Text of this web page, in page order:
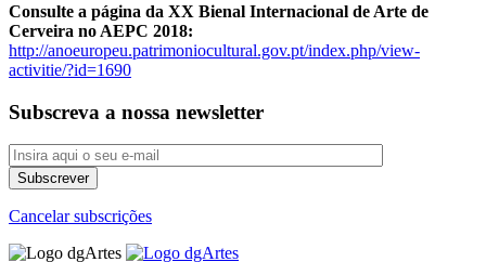
Consulte a página da XX Bienal Internacional de Arte de
Cerveira no AEPC 2018:
http://anoeuropeu.patrimoniocultural.gov.pt/index.php/view-
activitie/?id=1690
Subscreva a nossa newsletter
Cancelar subscrições